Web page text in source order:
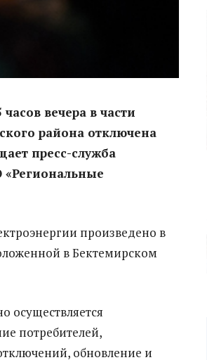
вечера в части
района отключена
пресс-служба
«Региональные
произведено в
в Бектемирском
осуществляется
потребителей,
обновление и